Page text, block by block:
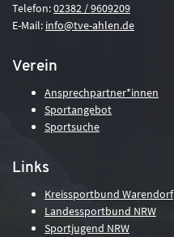
Telefon:02382 / 9609209
E-Mail: info@tve-ahlen.de
Verein
Ansprechpartner*innen
Sportangebot
Sportsuche
Links
Kreissportbund Warendorf
Landessportbund NRW
Sportjugend NRW